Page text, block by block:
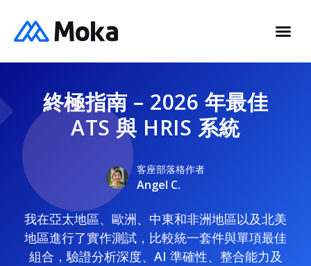
終極指南 – 2026 年最佳
ATS 與 HRIS 系統
客座部落格作者
Angel C.
我在亞太地區、歐洲、中東和非洲地區以及北美
地區進行了實作測試，比較統一套件與單項最佳
組合，驗證分析深度、AI 準確性、整合能力及